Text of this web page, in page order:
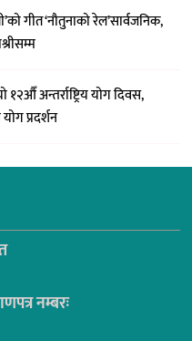
गीत ‘नौतुनाको रेल’सार्वजनिक,
अन्तर्राष्ट्रिय योग दिवस,
प्रदर्शन
नम्बरः